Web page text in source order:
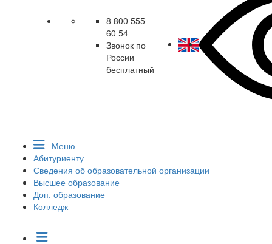
8 800 555
60 54
Звонок по
России
бесплатный
Меню
Абитуриенту
Сведения об образовательной организации
Высшее образование
Доп. образование
Колледж